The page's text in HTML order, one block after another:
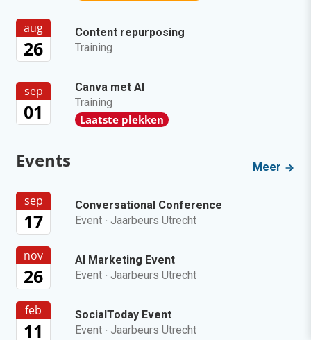
aug
26
Content repurposing
Training
sep
01
Canva met AI
Training
Laatste plekken
Events Meer
sep
17
Conversational Conference
Event · Jaarbeurs Utrecht
nov
26
AI Marketing Event
Event · Jaarbeurs Utrecht
feb
11
SocialToday Event
Event · Jaarbeurs Utrecht